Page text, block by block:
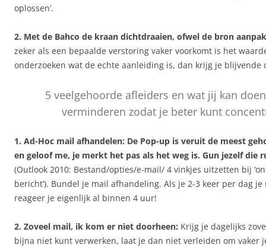
oplossen’.
2. Met de Bahco de kraan dichtdraaien, ofwel de bron
zeker als een bepaalde verstoring vaker voorkomt is het
onderzoeken wat de echte aanleiding is, dan krijg je blijvende
5 veelgehoorde afleiders en wat jij kan
verminderen zodat je beter kunt
1. Ad-Hoc mail afhandelen: De Pop-up is veruit de meest
en geloof me, je merkt het pas als het weg is. Gun jezelf die
(Outlook 2010: Bestand/opties/e-mail/ 4 vinkjes uitzetten bij
bericht’). Bundel je mail afhandeling. Als je 2-3 keer per dag
reageer je eigenlijk al binnen 4 uur!
2. Zoveel mail, ik kom er niet doorheen: Krijg je dagelijks
bijna niet kunt verwerken, laat je dan niet verleiden om vaker